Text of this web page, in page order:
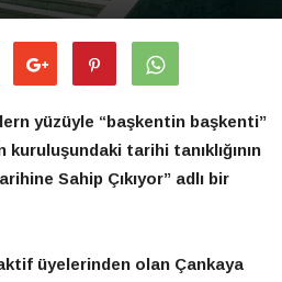
yüzüyle “başkentin başkenti”
tarihi tanıklığının
Sahip Çıkıyor” adlı bir
üyelerinden olan Çankaya